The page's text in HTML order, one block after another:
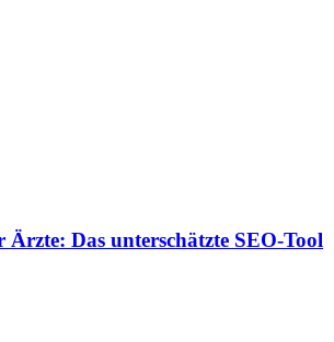
Das unterschätzte SEO-Tool